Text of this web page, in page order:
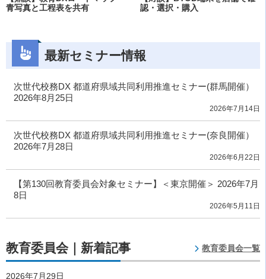
青写真と工程表を共有
認・選択・購入
最新セミナー情報
次世代校務DX 都道府県域共同利用推進セミナー(群馬開催）
2026年8月25日
2026年7月14日
次世代校務DX 都道府県域共同利用推進セミナー(奈良開催）
2026年7月28日
2026年6月22日
【第130回教育委員会対象セミナー】＜東京開催＞ 2026年7月
8日
2026年5月11日
教育委員会｜新着記事 教育委員会一覧
2026年7月29日